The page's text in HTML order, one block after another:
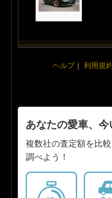
ヘルプ｜ 利用規
あなたの愛車、今
複数社の査定額を比
調べよう！